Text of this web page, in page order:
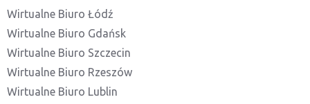
Wirtualne Biuro Łódź
Wirtualne Biuro Gdańsk
Wirtualne Biuro Szczecin
Wirtualne Biuro Rzeszów
Wirtualne Biuro Lublin